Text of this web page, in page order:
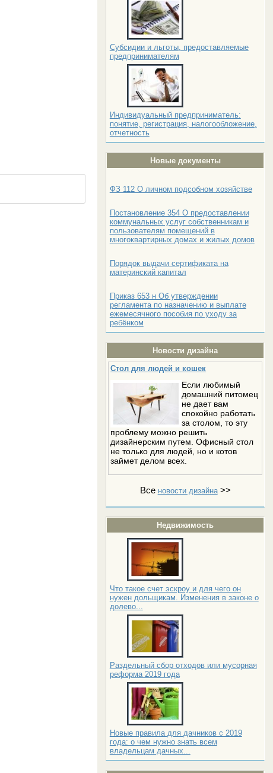
Субсидии и льготы, предоставляемые
предпринимателям
Индивидуальный предприниматель:
понятие, регистрация, налогообложение,
отчетность
Новые документы
ФЗ 112 О личном подсобном хозяйстве
Постановление 354 О предоставлении
коммунальных услуг собственникам и
пользователям помещений в
многоквартирных домах и жилых домов
Порядок выдачи сертификата на
материнский капитал
Приказ 653 н Об утверждении
регламента по назначению и выплате
ежемесячного пособия по уходу за
ребёнком
Новости дизайна
Стол для людей и кошек
Если любимый
домашний питомец
не дает вам
спокойно работать
за столом, то эту
проблему можно решить
дизайнерским путем. Офисный стол
не только для людей, но и котов
займет делом всех.
Все новости дизайна>>
Недвижимость
Что такое счет эскроу и для чего он
нужен дольщикам. Изменения в законе о
долево...
Раздельный сбор отходов или мусорная
реформа 2019 года
Новые правила для дачников с 2019
года: о чем нужно знать всем
владельцам дачных...